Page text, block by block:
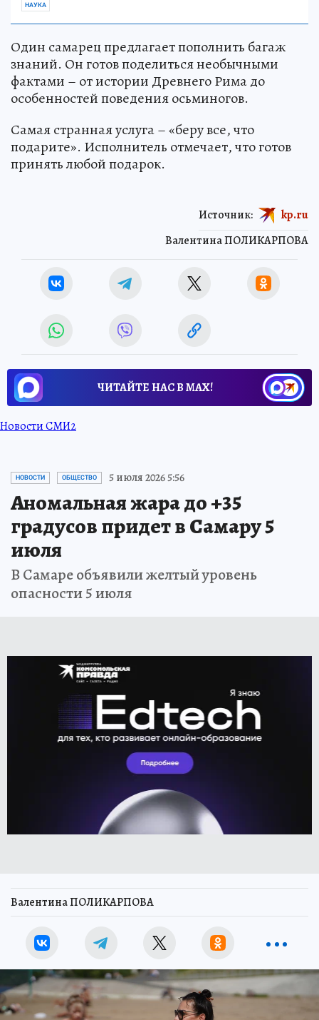
НАУКА
Один самарец предлагает пополнить багаж
знаний. Он готов поделиться необычными
фактами – от истории Древнего Рима до
особенностей поведения осьминогов.
Самая странная услуга – «беру все, что
подарите». Исполнитель отмечает, что готов
принять любой подарок.
Валентина ПОЛИКАРПОВА
Источник: kp.ru
ЧИТАЙТЕ НАС В МАХ!
Новости СМИ2
НОВОСТИ ОБЩЕСТВО 5 июля 2026 5:56
Аномальная жара до +35
градусов придет в Самару 5
июля
В Самаре объявили желтый уровень
опасности 5 июля
Валентина ПОЛИКАРПОВА